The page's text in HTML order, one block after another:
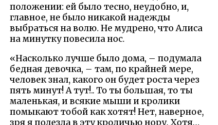
положении: ей было тесно, неудобно, и,
главное, не было никакой надежды
выбраться на волю. Не мудрено, что Алиса
на минутку повесила нос.
«Насколько лучше было дома, – подумала
бедная девочка, – там, по крайней мере,
человек знал, какого он будет роста через
пять минут! А тут!.. То ты большая, то ты
маленькая, и всякие мыши и кролики
помыкают тобой как хотят! Нет, наверное,
зря я полезла в эту кроличью нору. Хотя…